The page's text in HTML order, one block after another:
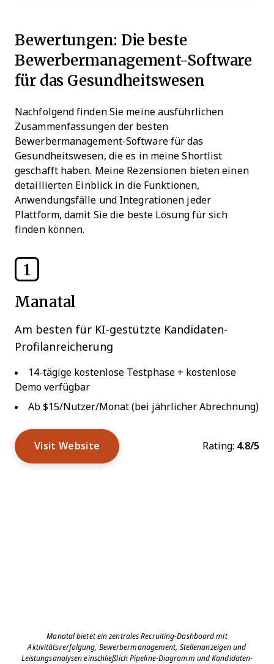
Bewertungen: Die beste
Bewerbermanagement-Software
für das Gesundheitswesen
Nachfolgend finden Sie meine ausführlichen
Zusammenfassungen der besten
Bewerbermanagement-Software für das
Gesundheitswesen, die es in meine Shortlist
geschafft haben. Meine Rezensionen bieten einen
detaillierten Einblick in die Funktionen,
Anwendungsfälle und Integrationen jeder
Plattform, damit Sie die beste Lösung für sich
finden können.
1
Manatal
Am besten für KI-gestützte Kandidaten-
Profilanreicherung
14-tägige kostenlose Testphase + kostenlose
Demo verfügbar
Ab $15/Nutzer/Monat (bei jährlicher Abrechnung)
Visit Website Rating: 4.8/5
Manatal bietet ein zentrales Recruiting-Dashboard mit
Aktivitätsverfolgung, Bewerbermanagement, Stellenanzeigen und
Leistungsanalysen einschließlich Pipeline-Diagramm und Kandidaten-